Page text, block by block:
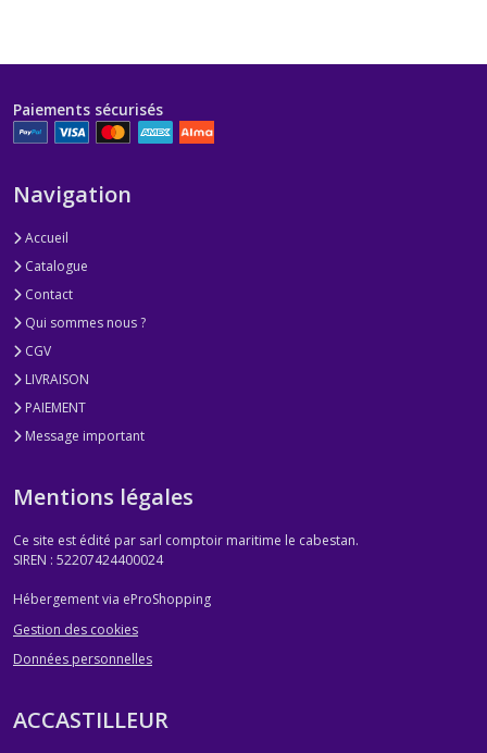
Paiements sécurisés
Navigation
Accueil
Catalogue
Contact
Qui sommes nous ?
CGV
LIVRAISON
PAIEMENT
Message important
Mentions légales
Ce site est édité par sarl comptoir maritime le cabestan.
SIREN : 52207424400024
Hébergement via eProShopping
Gestion des cookies
Données personnelles
ACCASTILLEUR